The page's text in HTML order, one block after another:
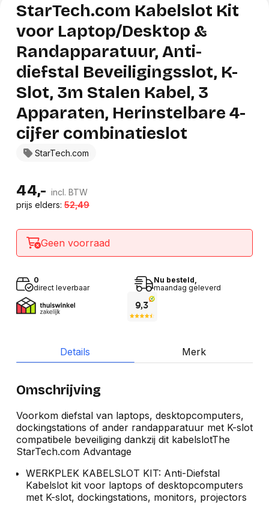
StarTech.com
StarTech.com Kabelslot Kit
voor Laptop/Desktop &
Randapparatuur, Anti-
diefstal Beveiligingsslot, K-
Slot, 3m Stalen Kabel, 3
Apparaten, Herinstelbare 4-
cijfer combinatieslot
44,- incl. BTW
prijs elders:52,49
Geen voorraad
0
direct leverbaar
Nu besteld,
maandag geleverd
Details Merk
Omschrijving
Voorkom diefstal van laptops, desktopcomputers,
dockingstations of ander randapparatuur met K-slot
compatibele beveiliging dankzij dit kabelslotThe
StarTech.com Advantage
WERKPLEK KABELSLOT KIT: Anti-Diefstal
Kabelslot kit voor laptops of desktopcomputers
met K-slot, dockingstations, monitors, projectors